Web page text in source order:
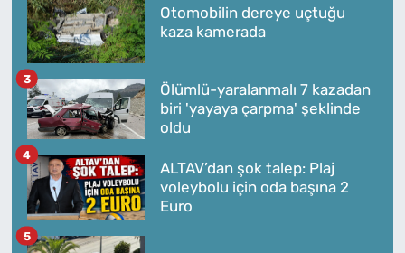
Otomobilin dereye uçtuğu
kaza kamerada
Ölümlü-yaralanmalı 7 kazadan
biri 'yayaya çarpma' şeklinde
oldu
3
ALTAV’dan şok talep: Plaj
voleybolu için oda başına 2
Euro
4
5